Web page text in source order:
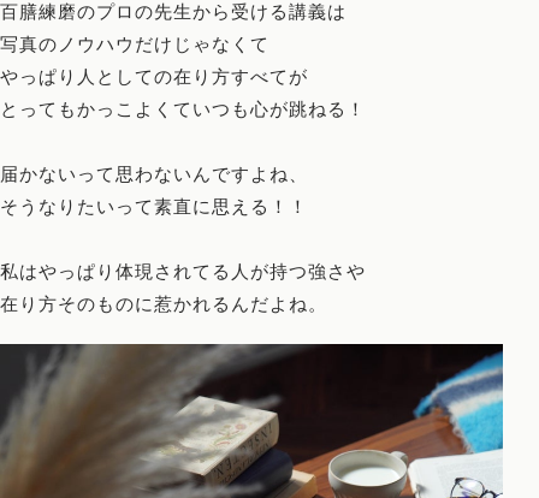
百膳練磨のプロの先生から受ける講義は
写真のノウハウだけじゃなくて
やっぱり人としての在り方すべてが
とってもかっこよくていつも心が跳ねる！
届かないって思わないんですよね、
そうなりたいって素直に思える！！
私はやっぱり体現されてる人が持つ強さや
在り方そのものに惹かれるんだよね。